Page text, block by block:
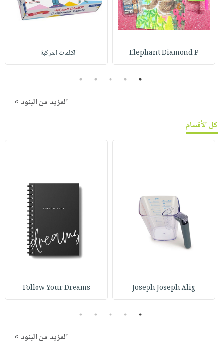
Elephant Diamond P الكلمات المركبة -
1
2
3
4
5
المزيد من البنود »
كل الأقسام
Joseph Joseph Alig
Follow Your Dreams
1
2
3
4
5
المزيد من البنود »